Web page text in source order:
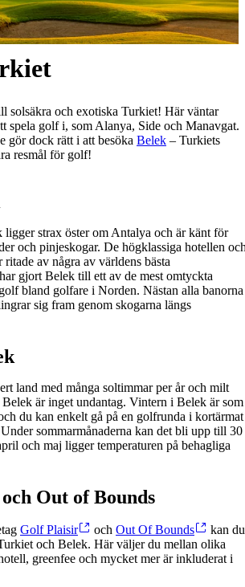
solsäkra och exotiska Turkiet! Här väntar
spela golf i, som Alanya, Side och Manavgat.
gör dock rätt i att besöka Belek – Turkiets
resmål för golf!
ligger strax öster om Antalya och är känt för
och pinjeskogar. De högklassiga hotellen
av några av världens bästa
gjort Belek till ett av de mest omtyckta
bland golfare i Norden. Nästan alla banorna
sig fram genom skogarna längs
land med många soltimmar per år och milt
är inget undantag. Vintern i Belek är som
du kan enkelt gå på en golfrunda i kortärmat
sommarmånaderna kan det bli upp till 30
och maj ligger temperaturen på behagliga
Out of Bounds
Golf Plaisir och Out Of Bounds
kan du
och Belek. Här väljer du mellan olika
greenfee och mycket mer är inkluderat i